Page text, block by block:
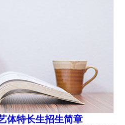
体特长生招生简章